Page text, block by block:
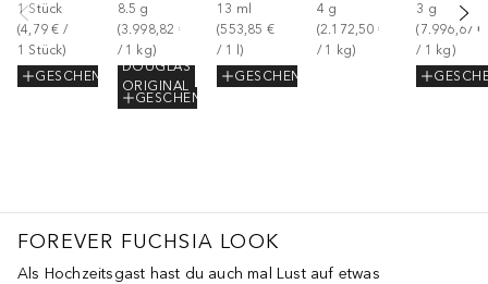
1 Stück
(4,79 € /
1 Stück)
GESCHENK
8.5 g
(3.998,82 €
/ 1 kg)
DOUGLAS
ORIGINAL
GESCHENK
13 ml
(553,85 €
/ 1 l)
GESCHENK
4 g
(2.172,50 €
/ 1 kg)
3 g
(7.996,67 €
/ 1 kg)
FOREVER FUCHSIA LOOK
Als Hochzeitsgast hast du auch mal Lust auf etwas